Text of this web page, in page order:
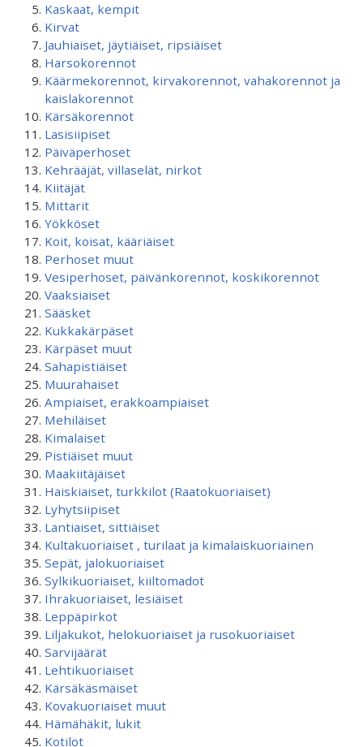
Kaskaat, kempit
Kirvat
Jauhiaiset, jäytiäiset, ripsiäiset
Harsokorennot
Käärmekorennot, kirvakorennot, vahakorennot ja
kaislakorennot
Kärsäkorennot
Lasisiipiset
Päiväperhoset
Kehrääjät, villaselät, nirkot
Kiitäjät
Mittarit
Yökköset
Koit, koisat, kääriäiset
Perhoset muut
Vesiperhoset, päivänkorennot, koskikorennot
Vaaksiaiset
Sääsket
Kukkakärpäset
Kärpäset muut
Sahapistiäiset
Muurahaiset
Ampiaiset, erakkoampiaiset
Mehiläiset
Kimalaiset
Pistiäiset muut
Maakiitäjäiset
Haiskiaiset, turkkilot (Raatokuoriaiset)
Lyhytsiipiset
Lantiaiset, sittiäiset
Kultakuoriaiset , turilaat ja kimalaiskuoriainen
Sepät, jalokuoriaiset
Sylkikuoriaiset, kiiltomadot
Ihrakuoriaiset, lesiäiset
Leppäpirkot
Liljakukot, helokuoriaiset ja rusokuoriaiset
Sarvijäärät
Lehtikuoriaiset
Kärsäkäsmäiset
Kovakuoriaiset muut
Hämähäkit, lukit
Kotilot